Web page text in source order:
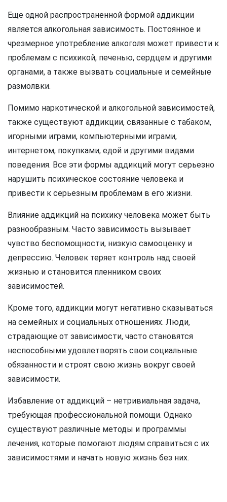
Еще одной распространенной формой аддикции
является алкогольная зависимость. Постоянное и
чрезмерное употребление алкоголя может привести к
проблемам с психикой, печенью, сердцем и другими
органами, а также вызвать социальные и семейные
размолвки.
Помимо наркотической и алкогольной зависимостей,
также существуют аддикции, связанные с табаком,
игорными играми, компьютерными играми,
интернетом, покупками, едой и другими видами
поведения. Все эти формы аддикций могут серьезно
нарушить психическое состояние человека и
привести к серьезным проблемам в его жизни.
Влияние аддикций на психику человека может быть
разнообразным. Часто зависимость вызывает
чувство беспомощности, низкую самооценку и
депрессию. Человек теряет контроль над своей
жизнью и становится пленником своих
зависимостей.
Кроме того, аддикции могут негативно сказываться
на семейных и социальных отношениях. Люди,
страдающие от зависимости, часто становятся
неспособными удовлетворять свои социальные
обязанности и строят свою жизнь вокруг своей
зависимости.
Избавление от аддикций – нетривиальная задача,
требующая профессиональной помощи. Однако
существуют различные методы и программы
лечения, которые помогают людям справиться с их
зависимостями и начать новую жизнь без них.